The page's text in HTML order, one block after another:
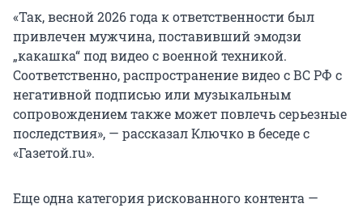
«Так, весной 2026 года к ответственности был
привлечен мужчина, поставивший эмодзи
„какашка“ под видео с военной техникой.
Соответственно, распространение видео с ВС РФ с
негативной подписью или музыкальным
сопровождением также может повлечь серьезные
последствия», — рассказал Ключко в беседе с
«Газетой.ru».
Еще одна категория рискованного контента —